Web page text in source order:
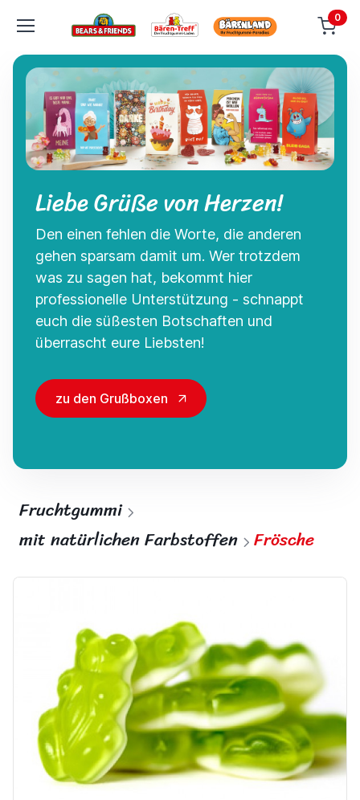
0
Liebe Grüße von Herzen!
Den einen fehlen die Worte, die anderen
gehen sparsam damit um. Wer trotzdem
was zu sagen hat, bekommt hier
professionelle Unterstützung - schnappt
euch die süßesten Botschaften und
überrascht eure Liebsten!
zu den Grußboxen
Fruchtgummi
mit natürlichen Farbstoffen Frösche